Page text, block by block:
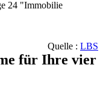
24 "Immobilie
Quelle : LBS
für Ihre vier